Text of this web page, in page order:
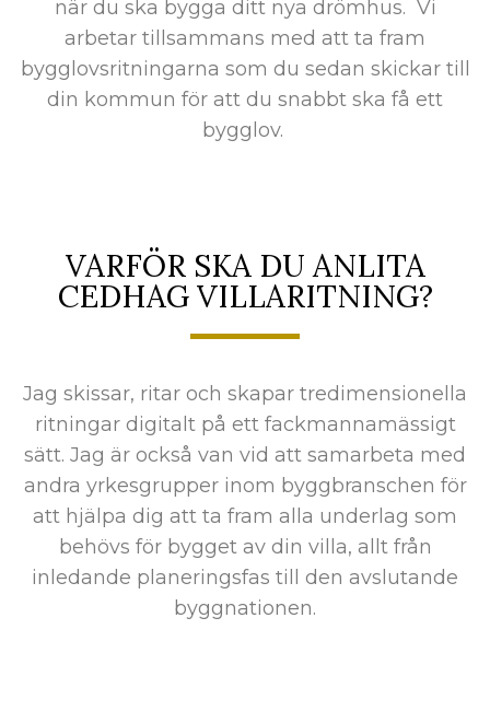
när du ska bygga ditt nya drömhus. Vi
arbetar tillsammans med att ta fram
bygglovsritningarna som du sedan skickar till
din kommun för att du snabbt ska få ett
bygglov.
VARFÖR SKA DU ANLITA
CEDHAG VILLARITNING?
Jag skissar, ritar och skapar tredimensionella
ritningar digitalt på ett fackmannamässigt
sätt. Jag är också van vid att samarbeta med
andra yrkesgrupper inom byggbranschen för
att hjälpa dig att ta fram alla underlag som
behövs för bygget av din villa, allt från
inledande planeringsfas till den avslutande
byggnationen.